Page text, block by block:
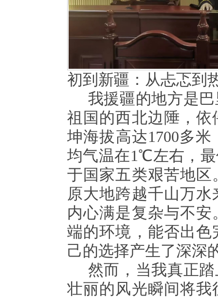
初到新疆：从忐忑到
我援疆的地方是
祖国的西北边陲，
坤海拔高达1700多
均气温在1℃左右，
于国家五类艰苦地
原大地跨越千山万
内心满是复杂与不
端的环境，能否出
己的选择产生了深深
然而，当我真正
壮丽的风光瞬间将